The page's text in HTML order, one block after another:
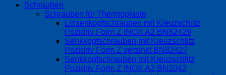
Schrauben
Schrauben für Thermoplaste
Linsenkopfschrauben mit Kreuzschlitz
Pozidriv Form Z INOX A2 BN82429
Senkkopfschrauben mit Kreuzschlitz
Pozidriv Form Z verzinkt BN82427
Senkkopfschrauben mit Kreuzschlitz
Pozidriv Form Z INOX A2 BN2042